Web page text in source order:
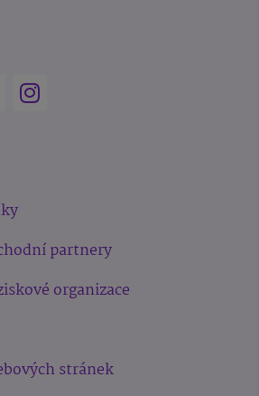
partnery
organizace
stránek